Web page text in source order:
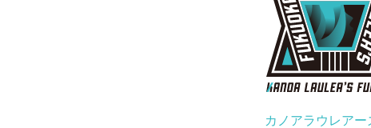
カノアラウレアー